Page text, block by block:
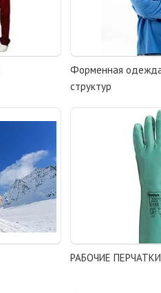
Форменная
структур
РАБОЧИЕ ПЕРЧАТКИ